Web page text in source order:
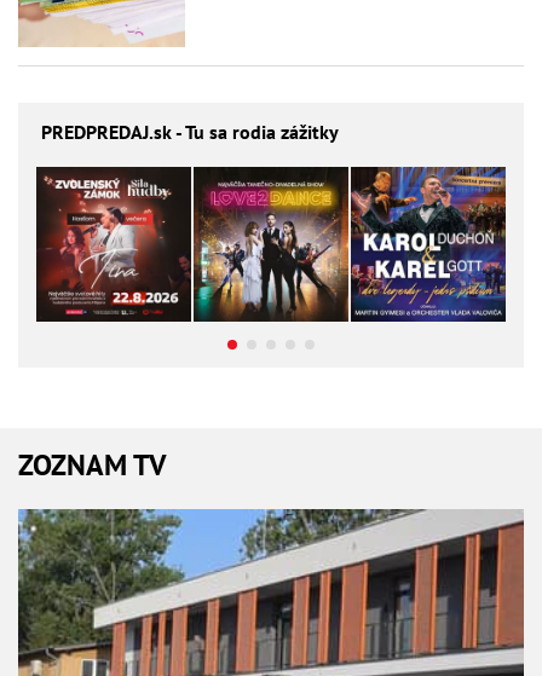
PREDPREDAJ.sk - Tu sa rodia zážitky
ZOZNAM TV